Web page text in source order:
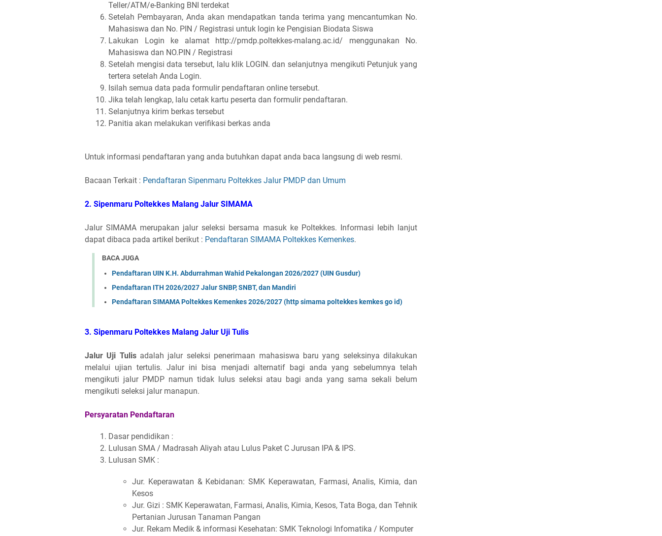
Teller/ATM/e-Banking BNI terdekat
Setelah Pembayaran, Anda akan mendapatkan tanda terima yang mencantumkan No.
Mahasiswa dan No. PIN / Registrasi untuk login ke Pengisian Biodata Siswa
Lakukan Login ke alamat http://pmdp.poltekkes-malang.ac.id/ menggunakan No.
Mahasiswa dan NO.PIN / Registrasi
Setelah mengisi data tersebut, lalu klik LOGIN. dan selanjutnya mengikuti Petunjuk yang
tertera setelah Anda Login.
Isilah semua data pada formulir pendaftaran online tersebut.
Jika telah lengkap, lalu cetak kartu peserta dan formulir pendaftaran.
Selanjutnya kirim berkas tersebut
Panitia akan melakukan verifikasi berkas anda
Untuk informasi pendaftaran yang anda butuhkan dapat anda baca langsung di web resmi.
Bacaan Terkait : Pendaftaran Sipenmaru Poltekkes Jalur PMDP dan Umum
2. Sipenmaru Poltekkes Malang Jalur SIMAMA
Jalur SIMAMA merupakan jalur seleksi bersama masuk ke Poltekkes. Informasi lebih lanjut
dapat dibaca pada artikel berikut : Pendaftaran SIMAMA Poltekkes Kemenkes.
BACA JUGA
Pendaftaran UIN K.H. Abdurrahman Wahid Pekalongan 2026/2027 (UIN Gusdur)
Pendaftaran ITH 2026/2027 Jalur SNBP, SNBT, dan Mandiri
Pendaftaran SIMAMA Poltekkes Kemenkes 2026/2027 (http simama poltekkes kemkes go id)
3. Sipenmaru Poltekkes Malang Jalur Uji Tulis
Jalur Uji Tulisadalah jalur seleksi penerimaan mahasiswa baru yang seleksinya dilakukan
melalui ujian tertulis. Jalur ini bisa menjadi alternatif bagi anda yang sebelumnya telah
mengikuti jalur PMDP namun tidak lulus seleksi atau bagi anda yang sama sekali belum
mengikuti seleksi jalur manapun.
Persyaratan Pendaftaran
Dasar pendidikan :
Lulusan SMA / Madrasah Aliyah atau Lulus Paket C Jurusan IPA & IPS.
Lulusan SMK :
Jur. Keperawatan & Kebidanan: SMK Keperawatan, Farmasi, Analis, Kimia, dan
Kesos
Jur. Gizi : SMK Keperawatan, Farmasi, Analis, Kimia, Kesos, Tata Boga, dan Tehnik
Pertanian Jurusan Tanaman Pangan
Jur. Rekam Medik & informasi Kesehatan: SMK Teknologi Infomatika / Komputer